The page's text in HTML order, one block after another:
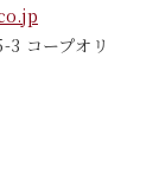
コープオリ